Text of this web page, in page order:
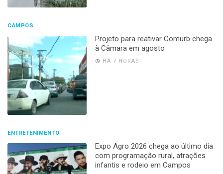
CAMPOS
Projeto para reativar Comurb chega
à Câmara em agosto
HÁ 7 HORAS
ENTRETENIMENTO
Expo Agro 2026 chega ao último dia
com programação rural, atrações
infantis e rodeio em Campos